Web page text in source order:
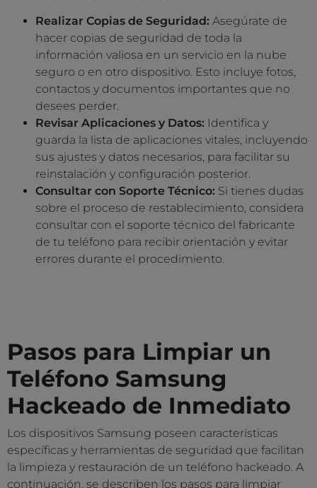
Realizar Copias de Seguridad: Asegúrate de
hacer copias de seguridad de toda la
información valiosa en un servicio en la nube
seguro o en otro dispositivo. Esto incluye fotos,
contactos y documentos importantes que no
desees perder.
Revisar Aplicaciones y Datos: Identifica y
guarda la lista de aplicaciones vitales, incluyendo
sus ajustes y datos necesarios, para facilitar su
reinstalación y configuración posterior.
Consultar con Soporte Técnico: Si tienes dudas
sobre el proceso de restablecimiento, considera
consultar con el soporte técnico del fabricante
de tu teléfono para recibir orientación y evitar
errores durante el procedimiento.
Pasos para Limpiar un
Teléfono Samsung
Hackeado de Inmediato
Los dispositivos Samsung poseen características
específicas y herramientas de seguridad que facilitan
la limpieza y restauración de un teléfono hackeado. A
continuación, se describen los pasos para limpiar